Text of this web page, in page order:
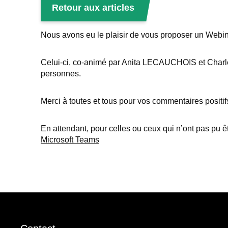
Retour aux articles
Nous avons eu le plaisir de vous proposer un
Celui-ci, co-animé par Anita LECAUCHOIS et
personnes.
Merci à toutes et tous pour vos commentaires
En attendant, pour celles ou ceux qui n’ont pas pu
Microsoft Teams